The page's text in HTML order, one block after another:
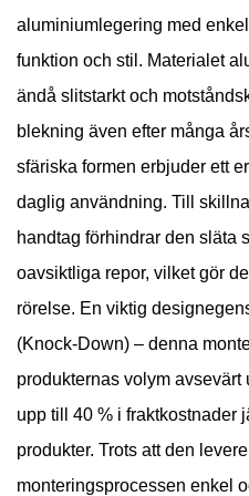
aluminiumlegering med
funktion och stil. Materialet
ändå slitstarkt och
blekning även efter många
sfäriska formen erbjuder ett
daglig användning. Till
handtag förhindrar den släta
oavsiktliga repor, vilket gör
rörelse. En viktig
(Knock-Down) – denna
produkternas volym
upp till 40 % i fraktkostnader
produkter. Trots att den
monteringsprocessen enkel